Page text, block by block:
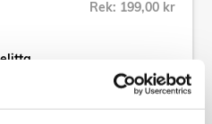
Rek: 199,00 kr